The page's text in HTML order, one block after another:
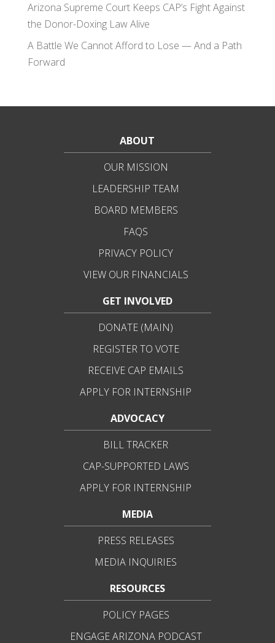
Arizona Supreme Court Keeps CAP’s Fight Against
the Donor-Doxing Law Alive
A Battle We Cannot Afford to Lose — And a Path
Forward
ABOUT
OUR MISSION
LEADERSHIP TEAM
BOARD MEMBERS
FAQS
PRIVACY POLICY
VIEW OUR FINANCIALS
GET INVOLVED
DONATE (MAIN)
REGISTER TO VOTE
RECEIVE CAP EMAILS
APPLY FOR INTERNSHIP
ADVOCACY
BILL TRACKER
CAP-SUPPORTED LAWS
APPLY FOR INTERNSHIP
MEDIA
PRESS RELEASES
MEDIA INQUIRIES
RESOURCES
POLICY PAGES
ENGAGE ARIZONA PODCAST